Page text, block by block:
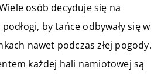
osób decyduje się na
by tańce odbywały się w
nawet podczas złej pogody.
każdej hali namiotowej są